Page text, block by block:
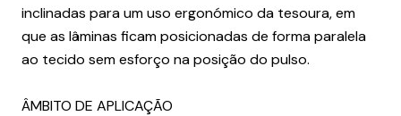
inclinadas para um uso ergonómico da tesoura, em
que as lâminas ficam posicionadas de forma paralela
ao tecido sem esforço na posição do pulso.
ÂMBITO DE APLICAÇÃO